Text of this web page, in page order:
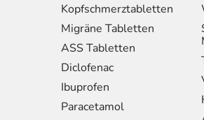
Kopfschmerztabletten
Migräne Tabletten
ASS Tabletten
Diclofenac
Ibuprofen
Paracetamol